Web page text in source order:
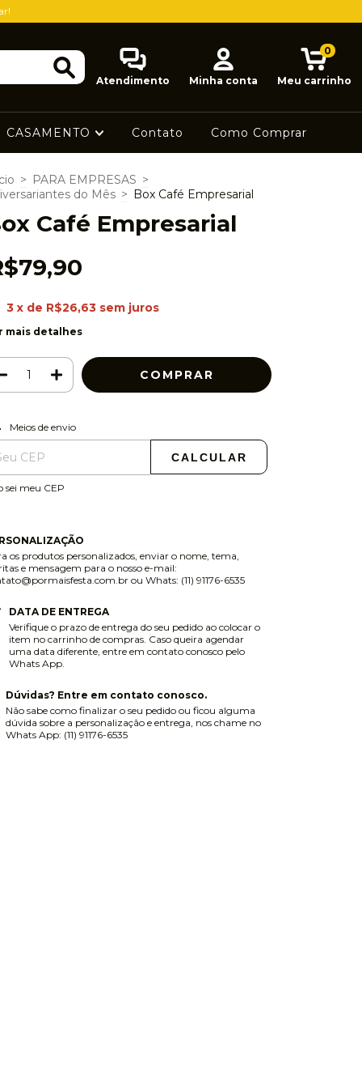
Atendimento Minha conta Meu carrinho
0
CASAMENTO Contato Como Comprar
> PARA EMPRESAS >
do Mês > Box Café Empresarial
Café Empresarial
3 x de R$26,63 sem juros
mais detalhes
para o CEP:
Meios de envio
CALCULAR
sei meu CEP
os produtos personalizados, enviar o nome, tema,
e mensagem para o nosso e-mail:
ou Whats: (11) 91176-6535
DATA DE ENTREGA
Verifique o prazo de entrega do seu pedido ao colocar o
item no carrinho de compras. Caso queira agendar
uma data diferente, entre em contato conosco pelo
Whats App.
Dúvidas? Entre em contato conosco.
Não sabe como finalizar o seu pedido ou ficou alguma
dúvida sobre a personalização e entrega, nos chame no
Whats App: (11) 91176-6535